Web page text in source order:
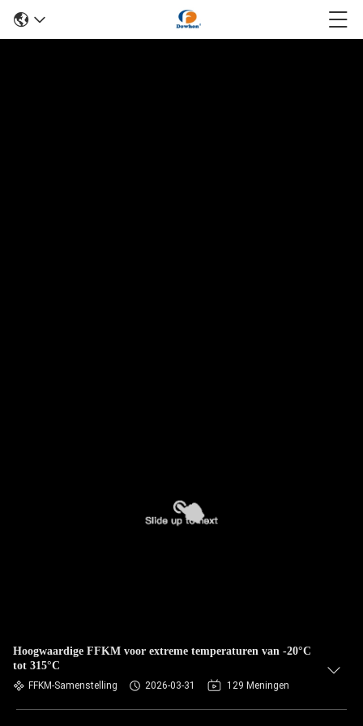
Hoogwaardige FFKM voor extreme temperaturen van -20°C
tot 315°C
FFKM-Samenstelling 2026-03-31 129 Meningen